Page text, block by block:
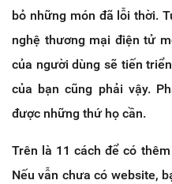
bỏ những món đã lỗi thời.
nghệ thương mại điện tử
của người dùng sẽ tiến
của bạn cũng phải vậy.
được những thứ họ cần.
Trên là 11 cách để có
Nếu vẫn chưa có website,